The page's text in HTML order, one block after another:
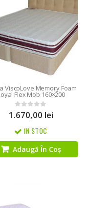
ViscoLove Memory Foam
Flex Mob 160×200
0out of 5
1.670,00 lei
IN STOC
Adaugă În Coș